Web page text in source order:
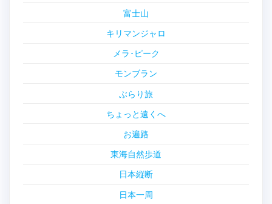
富士山
キリマンジャロ
メラ･ピーク
モンブラン
ぶらり旅
ちょっと遠くへ
お遍路
東海自然歩道
日本縦断
日本一周